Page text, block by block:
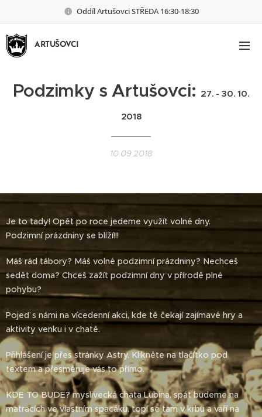
Oddíl Artušovci STŘEDA 16:30-18:30
ARTUŠOVCI
Podzimky s Artušovci: 27. - 30. 10.
2018
10.09.2018
Je to tady! Opět po roce jedeme využít volné dny.
Podzimní prázdniny se blíží!!!
Máš rád tábory? Máš volné podzimní prázdniny? Nechceš
sedět doma? Chceš zažít podzimní dny v přírodě plné
pohybu?
Pojeď s námi na vícedenní akci, kde tě čekají zajímavé hry a
aktivity venku i v chatě.
Přihlášení je přes stránky Astry. Klikněte na tlačítko pod
textem a přesměruje vás to přímo.
KDE TO BUDE? myslivecká chata Lubina, spát budeme na
matracích ve vlastním spacáku, topí se tam v krbu a vaří na